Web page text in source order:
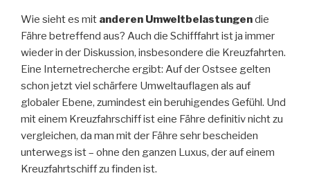
Wie sieht es mit anderen Umweltbelastungendie
Fähre betreffend aus? Auch die Schifffahrt ist ja immer
wieder in der Diskussion, insbesondere die Kreuzfahrten.
Eine Internetrecherche ergibt: Auf der Ostsee gelten
schon jetzt viel schärfere Umweltauflagen als auf
globaler Ebene, zumindest ein beruhigendes Gefühl. Und
mit einem Kreuzfahrschiff ist eine Fähre definitiv nicht zu
vergleichen, da man mit der Fähre sehr bescheiden
unterwegs ist – ohne den ganzen Luxus, der auf einem
Kreuzfahrtschiff zu finden ist.